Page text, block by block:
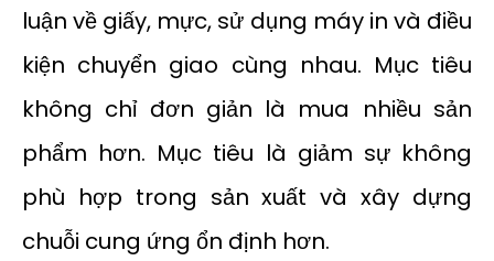
luận về giấy, mực, sử dụng máy in và điều
kiện chuyển giao cùng nhau. Mục tiêu
không chỉ đơn giản là mua nhiều sản
phẩm hơn. Mục tiêu là giảm sự không
phù hợp trong sản xuất và xây dựng
chuỗi cung ứng ổn định hơn.